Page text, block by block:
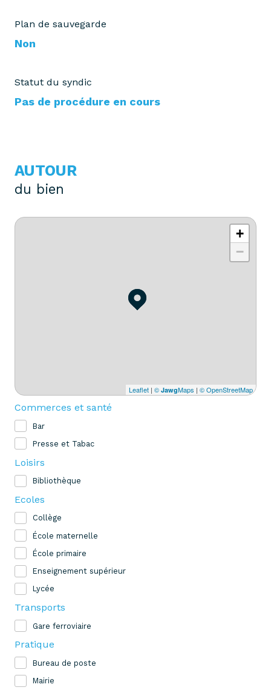
Plan de sauvegarde
Non
Statut du syndic
Pas de procédure en cours
AUTOUR
du bien
+
−
Leaflet | © JawgMaps | © OpenStreetMap
Commerces et santé
Bar
Presse et Tabac
Loisirs
Bibliothèque
Ecoles
Collège
École maternelle
École primaire
Enseignement supérieur
Lycée
Transports
Gare ferroviaire
Pratique
Bureau de poste
Mairie